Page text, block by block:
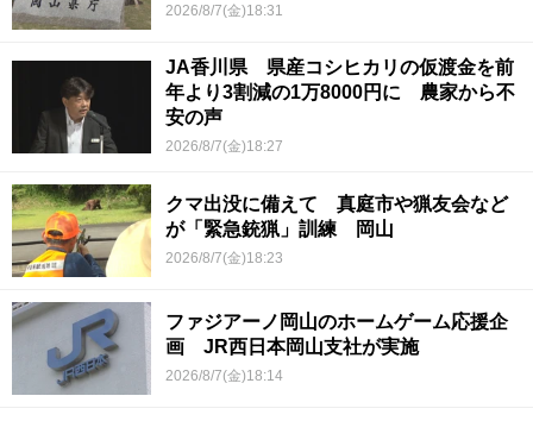
2026/8/7(金)18:31
JA香川県 県産コシヒカリの仮渡金を前
年より3割減の1万8000円に 農家から不
安の声
2026/8/7(金)18:27
クマ出没に備えて 真庭市や猟友会など
が「緊急銃猟」訓練 岡山
2026/8/7(金)18:23
ファジアーノ岡山のホームゲーム応援企
画 JR西日本岡山支社が実施
2026/8/7(金)18:14